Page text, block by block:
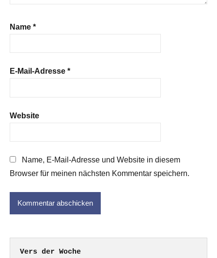
Name *
E-Mail-Adresse *
Website
Name, E-Mail-Adresse und Website in diesem
Browser für meinen nächsten Kommentar speichern.
Vers der Woche